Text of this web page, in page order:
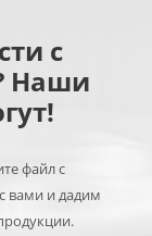
с
Наши
файл с
вами и дадим